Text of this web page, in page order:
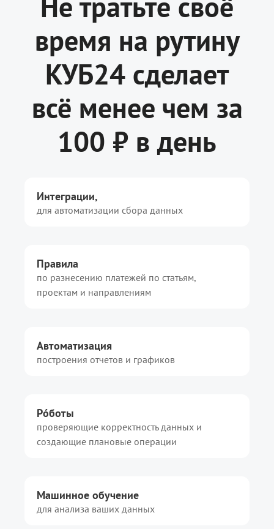
время на рутину
КУБ24 сделает
всё менее чем за
100 ₽ в день
Интеграции,
для автоматизации сбора данных
Правила
по разнесению платежей по статьям,
проектам и направлениям
Автоматизация
построения отчетов и графиков
Рóботы
проверяющие корректность данных и
создающие плановые операции
Машинное обучение
для анализа ваших данных